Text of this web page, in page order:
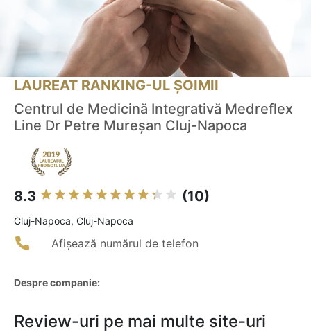
LAUREAT RANKING-UL ȘOIMII
Centrul de Medicină Integrativă Medreflex
Line Dr Petre Mureșan Cluj-Napoca
8.3 (10)
Cluj-Napoca, Cluj-Napoca
Afișează numărul de telefon
Despre companie:
Review-uri pe mai multe site-uri